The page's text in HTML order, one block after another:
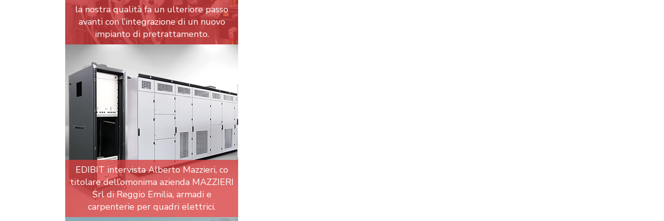
la nostra qualità fa un ulteriore passo
avanti con l’integrazione di un nuovo
impianto di pretrattamento.
EDIBIT intervista Alberto Mazzieri, co
titolare dell’omonima azienda MAZZIERI
Srl di Reggio Emilia, armadi e
carpenterie per quadri elettrici.